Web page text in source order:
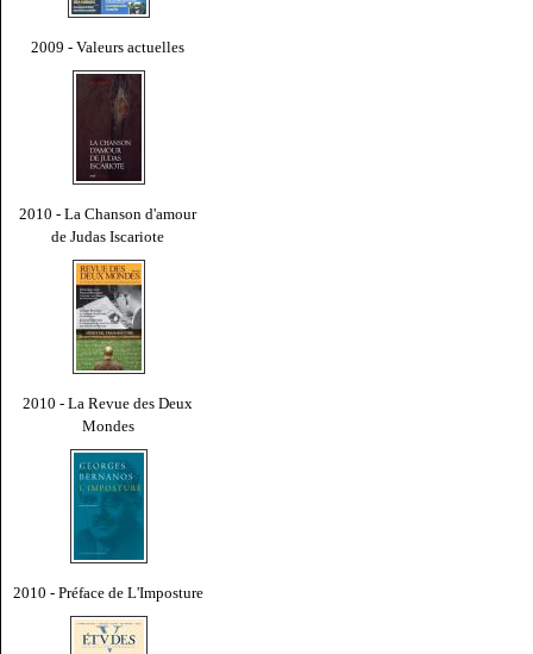
2009 - Valeurs actuelles
2010 - La Chanson d'amour
de Judas Iscariote
2010 - La Revue des Deux
Mondes
2010 - Préface de L'Imposture